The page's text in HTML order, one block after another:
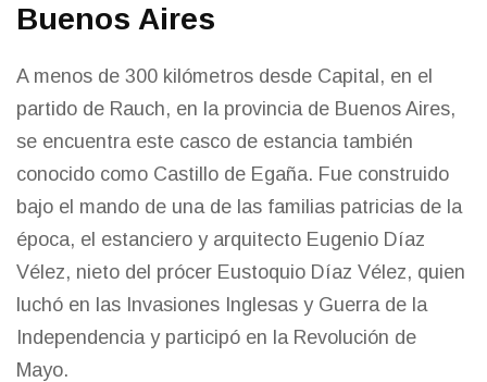
Buenos Aires
A menos de 300 kilómetros desde Capital, en el
partido de Rauch, en la provincia de Buenos Aires,
se encuentra este casco de estancia también
conocido como Castillo de Egaña. Fue construido
bajo el mando de una de las familias patricias de la
época, el estanciero y arquitecto Eugenio Díaz
Vélez, nieto del prócer Eustoquio Díaz Vélez, quien
luchó en las Invasiones Inglesas y Guerra de la
Independencia y participó en la Revolución de
Mayo.